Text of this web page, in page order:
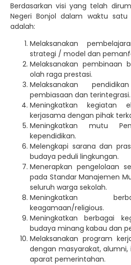
Berdasarkan visi yang telah
Negeri Bonjol dalam waktu
adalah:
Melaksanakan
strategi / model dan
Melaksanakan pembinaan
olah raga prestasi.
Melaksanakan
pembiasaan dan terintegrasi.
Meningkatkan kegiatan
kerjasama dengan pihak
Meningkatkan mutu
kependidikan.
Melengkapi sarana dan
budaya peduli lingkungan.
Menerapkan pengelolaan
pada Standar Manajemen
seluruh warga sekolah.
Meningkatkan
keagamaan/religious.
Meningkatkan berbagai
budaya minang kabau dan
Melaksanakan program
dengan masyarakat, alumni,
aparat pemerintahan.